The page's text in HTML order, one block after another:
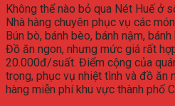
Không thể nào bỏ qua Nét Huế ở
Nhà hàng chuyên phục vụ các
Bún bò, bánh bèo, bánh nậm,
Đồ ăn ngon, nhưng mức giá rất
20.000đ/suất. Điểm cộng của
trọng, phục vụ nhiệt tình và đồ ăn
hàng miễn phí khu vực thành phố